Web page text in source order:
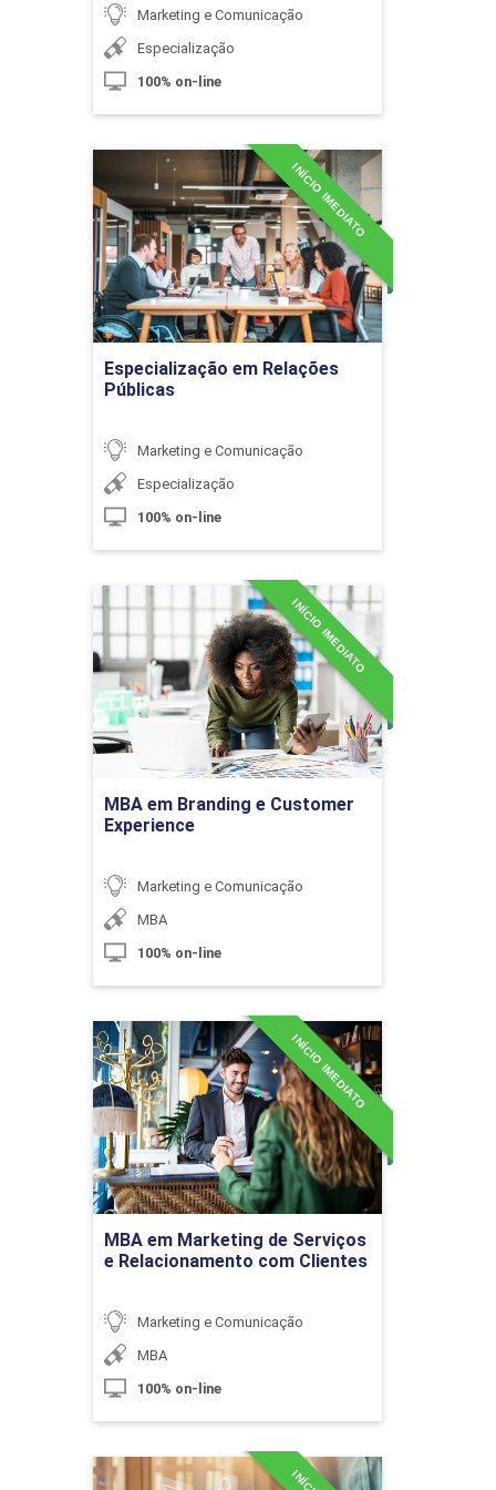
Imagem, Comunicação e Cultura
10h
Imagem e Tecnologia
10h
O Papel do Espectador
10h
Ética, Direito Autoral e Uso de
Fotografia Comercial e Mercado
Indústria Fotográfica
10h
O Mercado do Fotojornalismo
Marketing e Comunicação
Especialização
100% on-line
Especialização em Relações
Públicas
INÍCIO IMEDIATO
Marketing e Comunicação
Especialização
100% on-line
Especialização em
Relações Públicas
Detalhes do curso
Ir para Inscrição
MBA em Branding e Customer
Experience
INÍCIO IMEDIATO
Marketing e Comunicação
MBA
100% on-line
MBA em Branding e
Customer Experience
Detalhes do curso
Ir para Inscrição
MBA em Marketing de Serviços
e Relacionamento com Clientes
INÍCIO IMEDIATO
Marketing e Comunicação
MBA
100% on-line
MBA em Marketing de
Serviços e Relacionamento
com Clientes
Detalhes do curso
MBA em Marketing Digital